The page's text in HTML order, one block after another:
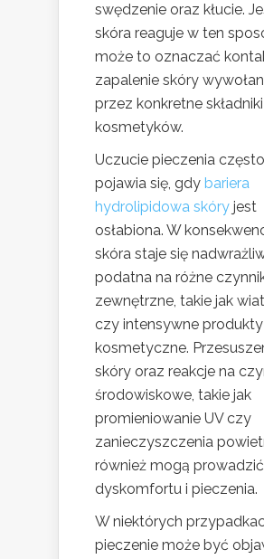
swędzenie oraz kłucie.
skóra reaguje w ten
może to oznaczać
zapalenie skóry
przez konkretne składniki
kosmetyków.
Uczucie pieczenia często
pojawia się, gdy bariera
hydrolipidowa skóry jest
osłabiona. W
skóra staje się
podatna na różne
zewnętrzne, takie jak
czy intensywne produkty
kosmetyczne.
skóry oraz reakcje na
środowiskowe, takie jak
promieniowanie UV czy
zanieczyszczenia
również mogą
dyskomfortu i pieczenia.
W niektórych
pieczenie może być